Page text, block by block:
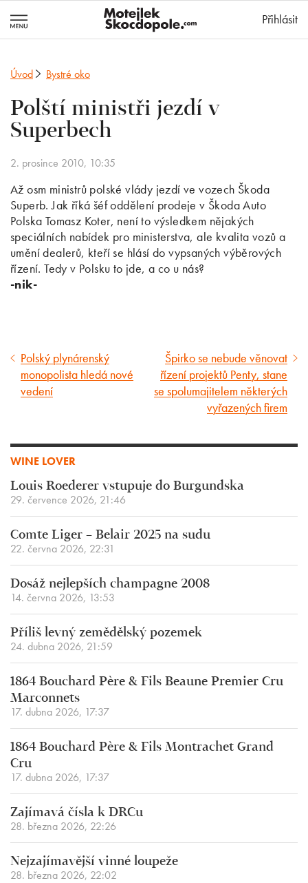
Přihlásit
Úvod Bystré oko
Polští ministři jezdí v
Superbech
2. prosince 2010, 10:35
Až osm ministrů polské vlády jezdí ve vozech Škoda
Superb. Jak říká šéf oddělení prodeje v Škoda Auto
Polska Tomasz Koter, není to výsledkem nějakých
speciálních nabídek pro ministerstva, ale kvalita vozů a
umění dealerů, kteří se hlásí do vypsaných výběrových
řízení. Tedy v Polsku to jde, a co u nás?
-nik-
Předcházející
článek
Polský plynárenský
monopolista hledá nové
vedení
Následující
článek
Špirko se nebude věnovat
řízení projektů Penty, stane
se spolumajitelem některých
vyřazených firem
WINE LOVER
Louis Roederer vstupuje do Burgundska
29. července 2026, 21:46
Comte Liger – Belair 2025 na sudu
22. června 2026, 22:31
Dosáž nejlepších champagne 2008
14. června 2026, 13:53
Příliš levný zemědělský pozemek
24. dubna 2026, 21:59
1864 Bouchard Père & Fils Beaune Premier Cru
Marconnets
17. dubna 2026, 17:37
1864 Bouchard Père & Fils Montrachet Grand
Cru
17. dubna 2026, 17:37
Zajímavá čísla k DRCu
28. března 2026, 22:26
Nejzajímavější vinné loupeže
28. března 2026, 22:02